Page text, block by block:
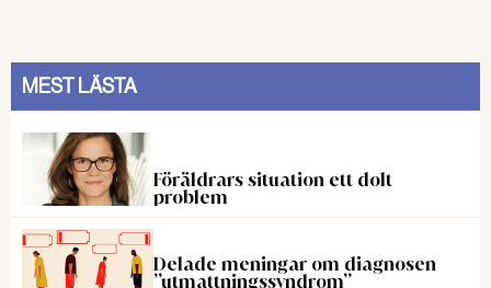
MEST LÄSTA
Föräldrars situation ett dolt
problem
Delade meningar om diagnosen
”utmattningssyndrom”